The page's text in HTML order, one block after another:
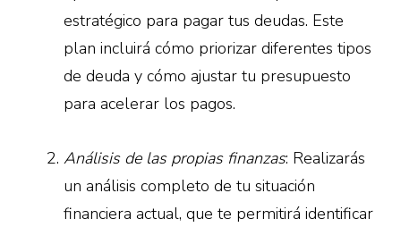
estratégico para pagar tus deudas. Este
plan incluirá cómo priorizar diferentes tipos
de deuda y cómo ajustar tu presupuesto
para acelerar los pagos.
Análisis de las propias finanzas: Realizarás
un análisis completo de tu situación
financiera actual, que te permitirá identificar